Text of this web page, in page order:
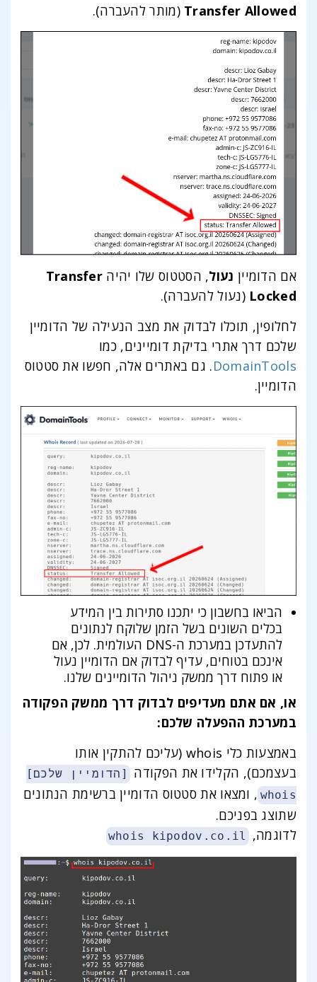
Transfer Allowed (מותר להעברה).
אם הדומיין נעול, הסטטוס שלו יהיה Transfer
Locked (נעול להעברה).
לחלופין, תוכלו לבדוק את מצב הנעילה של הדומיין
שלכם דרך אתרי בדיקת דומיינים, כמו
DomainTools. גם באתרים אלה, חפשו את סטטוס
הדומיין.
הביאו בחשבון כי יתכנו סתירות בין המידע
בכלים השונים בשל הזמן שלוקח לנתונים
להתעדכן במערכת ה-DNS העולמית. לכן, אם
אינכם בטוחים, עדיף לבדוק אם הדומיין נעול
או פתוח דרך ממשק ניהול הדומיינים שלנו.
או, אם אתם מעדיפים לבדוק דרך ממשק הפקודה
במערכת ההפעלה שלכם:
באמצעות כלי whois (עליכם להתקין אותו
בעצמכם), הקלידו את הפקודה
[הדומיין שלכם]
whois, ומצאו את סטטוס הדומיין ברשימת הנתונים
שתוצג בפניכם.
לדוגמה, whois kipodov.co.il